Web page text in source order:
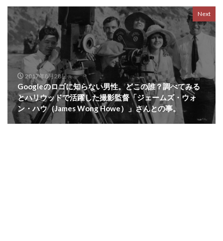
Next
2017年8月28日
Googleのロゴに知らない男性。どこの誰？調べてみる
とハリウッドで活躍した撮影監督「ジェームズ・ウォ
ン・ハウ（James Wong Howe）」さんとの事。